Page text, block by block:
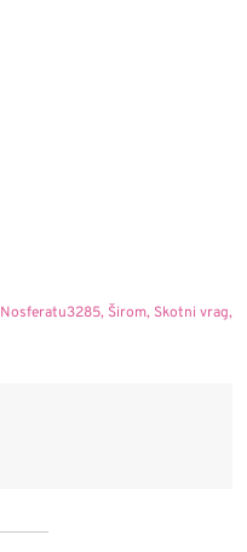
Nosferatu3285, Širom, Skotni vrag,